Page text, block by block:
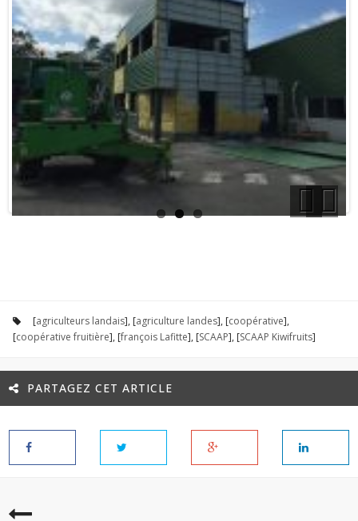
[agriculteurs landais], [agriculture landes], [coopérative],
[coopérative fruitière], [françois Lafitte], [SCAAP], [SCAAP Kiwifruits]
PARTAGEZ CET ARTICLE